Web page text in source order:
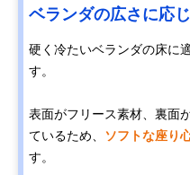
ベランダの広さに応
硬く冷たいベランダの床に
す。
表面がフリース素材、裏面
ているため、
ソフトな座り
す。